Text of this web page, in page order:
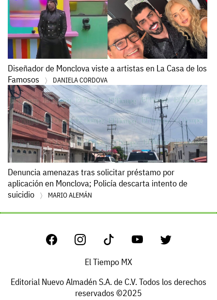
Diseñador de Monclova viste a artistas en La Casa de los
Famosos
DANIELA CORDOVA
Denuncia amenazas tras solicitar préstamo por
aplicación en Monclova; Policía descarta intento de
suicidio
MARIO ALEMÁN
El Tiempo MX
Editorial Nuevo Almadén S.A. de C.V. Todos los derechos
reservados ©2025